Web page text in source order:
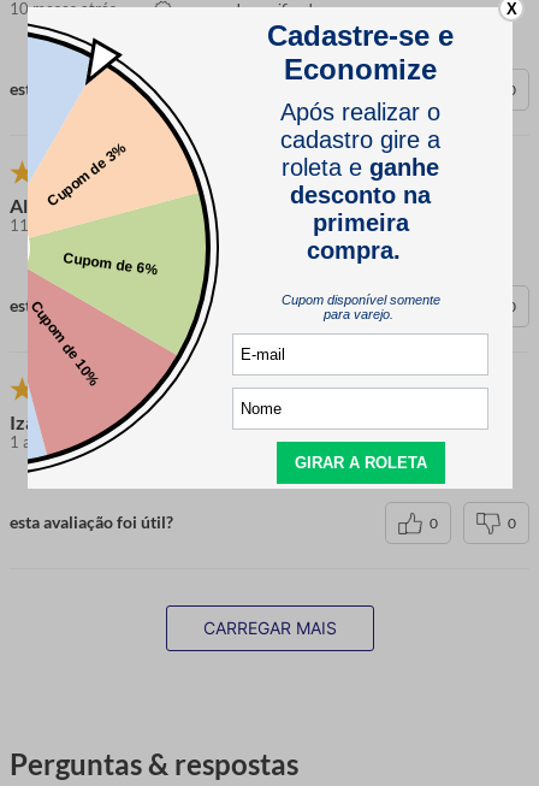
10 meses atrás comprador verificado
esta avaliação foi útil? 0
Alcione D.
11 meses atrás comprador verificado
esta avaliação foi útil? 0 0
Izaura N.
1 ano atrás comprador verificado
esta avaliação foi útil? 0 0
CARREGAR MAIS
Perguntas & respostas
X